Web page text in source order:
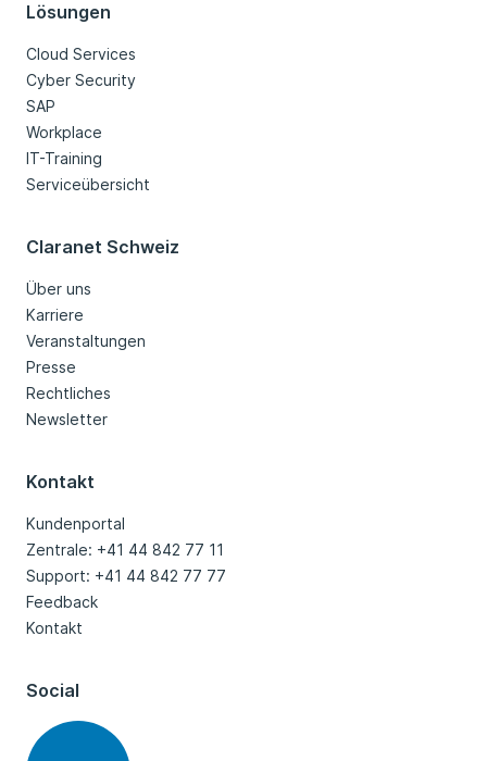
Lösungen
Cloud Services
Cyber Security
SAP
Workplace
IT-Training
Serviceübersicht
Claranet Schweiz
Über uns
Karriere
Veranstaltungen
Presse
Rechtliches
Newsletter
Kontakt
Kundenportal
Zentrale: +41 44 842 77 11
Support: +41 44 842 77 77
Feedback
Kontakt
Social